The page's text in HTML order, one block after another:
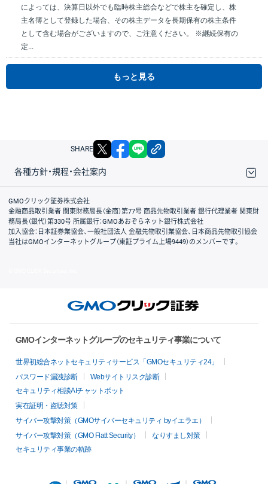
によっては、決算日以外でも臨時株主総会などで株主を確定し、株
主名簿として登録した場合、その株主データを長期保有の株主条件
として含む場合がございますので、ご注意ください。 ※継続保有の
定...
もっと見る
SHARE X facebook
各種方針・規程・会社案内
取引規程・約款
サイトマップ
その他のご案内
個人情報保護方針
最良執行方針
サイトのご利用について
ディスクレイマー
信託保全
リスク説明
会社案内
GMOクリック証券株式会社
金融商品取引業者 関東財務局長（金商）第77号 商品先物取引業者 銀行代理業者 関東財
務局長（銀代）第330号 所属銀行：GMOあおぞらネット銀行株式会社
加入協会：日本証券業協会、一般社団法人 金融先物取引業協会、日本商品先物取引協会
当社はGMOインターネットグループ（東証プライム上場9449）のメンバーです。
GMOインターネットグループのセキュリティ事業について
世界初総合ネットセキュリティサービス「GMOセキュリティ24」
パスワード漏洩診断
Webサイトリスク診断
セキュリティ相談AIチャットボット
実在証明・盗聴対策
サイバー攻撃対策（GMOサイバーセキュリティ byイエラエ）
サイバー攻撃対策（GMO Flatt Security）
なりすまし対策
セキュリティ事業の軌跡